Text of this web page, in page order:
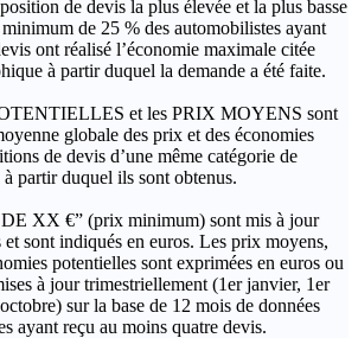
de devis la plus élevée et la plus basse
de 25 % des automobilistes ayant
ont réalisé l’économie maximale citée
à partir duquel la demande a été faite.
et les PRIX MOYENS sont
globale des prix et des économies
de devis d’une même catégorie de
partir duquel ils sont obtenus.
XX €” (prix minimum) sont mis à jour
et sont indiqués en euros. Les prix moyens,
potentielles sont exprimées en euros ou
à jour trimestriellement (1er janvier, 1er
sur la base de 12 mois de données
ayant reçu au moins quatre devis.